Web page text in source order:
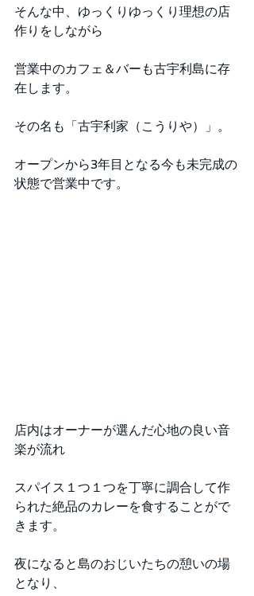
そんな中、ゆっくりゆっくり理想の店
作りをしながら
営業中のカフェ＆バーも古宇利島に存
在します。
その名も「古宇利家（こうりや）」。
オープンから3年目となる今も未完成の
状態で営業中です。
店内はオーナーが選んだ心地の良い音
楽が流れ
スパイス１つ１つを丁寧に調合して作
られた絶品のカレーを食することがで
きます。
夜になると島のおじいたちの憩いの場
となり、